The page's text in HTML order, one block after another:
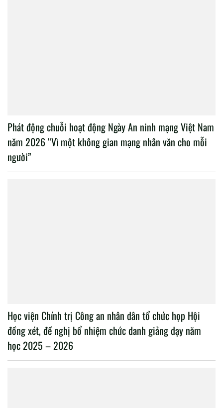
Phát động chuỗi hoạt động Ngày An ninh mạng Việt Nam
năm 2026 “Vì một không gian mạng nhân văn cho mỗi
người”
Học viện Chính trị Công an nhân dân tổ chức họp Hội
đồng xét, đề nghị bổ nhiệm chức danh giảng dạy năm
học 2025 – 2026